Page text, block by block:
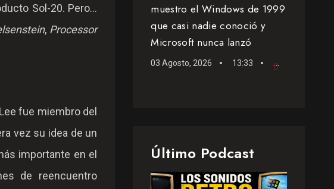
Sol-20. Pero...
, Processor
fue miembro del
vez su idea de un
importante en el
de reencuentro
muestro el Windows de 1999
que casi nadie conoció y
Microsoft nunca lanzó
03 Agosto, 2026 13:33
Último Podcast